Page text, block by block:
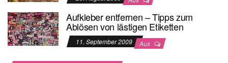
Aufkleber entfernen – Tipps zum
Ablösen von lästigen Etiketten
11. September 2009 Aus